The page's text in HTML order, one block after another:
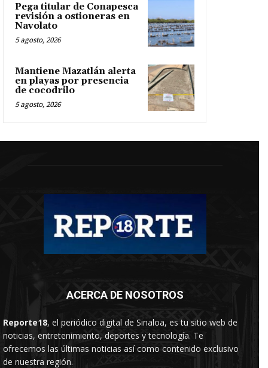
Pega titular de Conapesca
revisión a ostioneras en
Navolato
5 agosto, 2026
Mantiene Mazatlán alerta
en playas por presencia
de cocodrilo
5 agosto, 2026
ACERCA DE NOSOTROS
Reporte18, el periódico digital de Sinaloa, es tu sitio web de
noticias, entretenimiento, deportes y tecnología. Te
ofrecemos las últimas noticias así como contenido exclusivo
de nuestra región.